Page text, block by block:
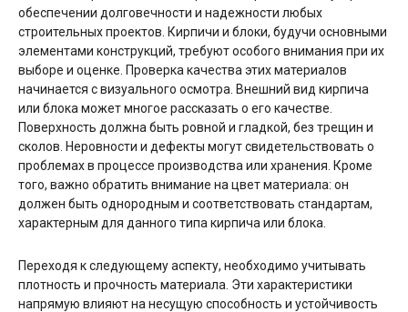
обеспечении долговечности и надежности любых
строительных проектов. Кирпичи и блоки, будучи основными
элементами конструкций, требуют особого внимания при их
выборе и оценке. Проверка качества этих материалов
начинается с визуального осмотра. Внешний вид кирпича
или блока может многое рассказать о его качестве.
Поверхность должна быть ровной и гладкой, без трещин и
сколов. Неровности и дефекты могут свидетельствовать о
проблемах в процессе производства или хранения. Кроме
того, важно обратить внимание на цвет материала: он
должен быть однородным и соответствовать стандартам,
характерным для данного типа кирпича или блока.
Переходя к следующему аспекту, необходимо учитывать
плотность и прочность материала. Эти характеристики
напрямую влияют на несущую способность и устойчивость